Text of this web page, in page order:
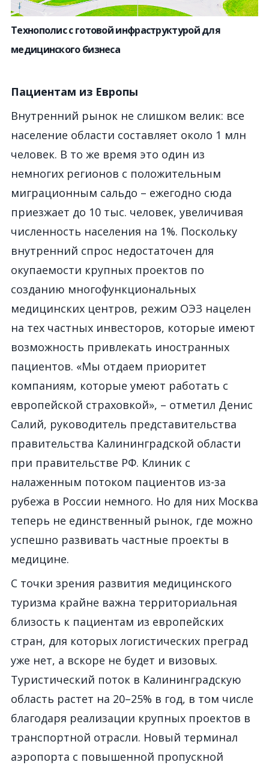
Технополис с готовой инфраструктурой для
медицинского бизнеса
Пациентам из Европы
Внутренний рынок не слишком велик: все
население области составляет около 1 млн
человек. В то же время это один из
немногих регионов с положительным
миграционным сальдо – ежегодно сюда
приезжает до 10 тыс. человек, увеличивая
численность населения на 1%. Поскольку
внутренний спрос недостаточен для
окупаемости крупных проектов по
созданию многофункциональных
медицинских центров, режим ОЭЗ нацелен
на тех частных инвесторов, которые имеют
возможность привлекать иностранных
пациентов. «Мы отдаем приоритет
компаниям, которые умеют работать с
европейской страховкой», – отметил Денис
Салий, руководитель представительства
правительства Калининградской области
при правительстве РФ. Клиник c
налаженным потоком пациентов из-за
рубежа в России немного. Но для них Москва
теперь не единственный рынок, где можно
успешно развивать частные проекты в
медицине.
С точки зрения развития медицинского
туризма крайне важна территориальная
близость к пациентам из европейских
стран, для которых логистических преград
уже нет, а вскоре не будет и визовых.
Туристический поток в Калининградскую
область растет на 20–25% в год, в том числе
благодаря реализации крупных проектов в
транспортной отрасли. Новый терминал
аэропорта с повышенной пропускной